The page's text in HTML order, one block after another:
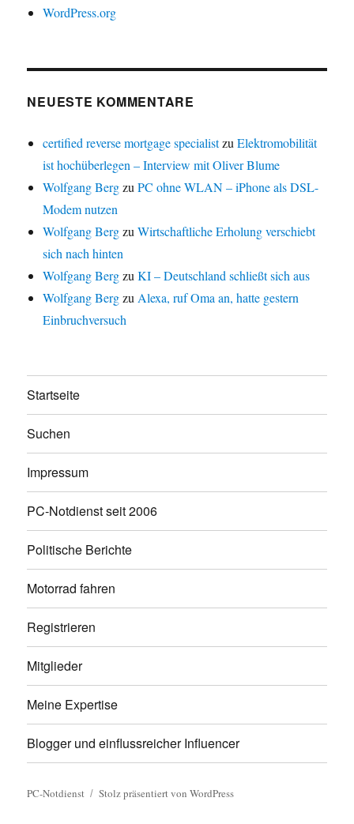
WordPress.org
NEUESTE KOMMENTARE
certified reverse mortgage specialistzuElektromobilität
ist hochüberlegen – Interview mit Oliver Blume
Wolfgang BergzuPC ohne WLAN – iPhone als DSL-
Modem nutzen
Wolfgang BergzuWirtschaftliche Erholung verschiebt
sich nach hinten
Wolfgang BergzuKI – Deutschland schließt sich aus
Wolfgang Bergzu Alexa, ruf Oma an, hatte gestern
Einbruchversuch
Startseite
Suchen
Impressum
PC-Notdienst seit 2006
Politische Berichte
Motorrad fahren
Registrieren
Mitglieder
Meine Expertise
Blogger und einflussreicher Influencer
PC-Notdienst Stolz präsentiert von WordPress